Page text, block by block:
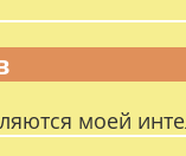
моей